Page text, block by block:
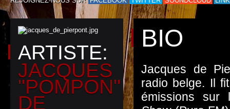
ARTISTE:
JACQUES
"POMPON"
DE
BIO
Jacques de
radio belge. Il
émissions